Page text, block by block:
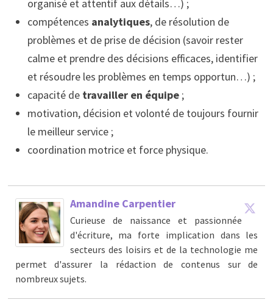
organisé et attentif aux détails…) ;
compétences analytiques, de résolution de
problèmes et de prise de décision (savoir rester
calme et prendre des décisions efficaces, identifier
et résoudre les problèmes en temps opportun…) ;
capacité detravailler en équipe;
motivation, décision et volonté de toujours fournir
le meilleur service ;
coordination motrice et force physique.
Amandine Carpentier
Curieuse de naissance et passionnée
d'écriture, ma forte implication dans les
secteurs des loisirs et de la technologie me
permet d'assurer la rédaction de contenus sur de
nombreux sujets.